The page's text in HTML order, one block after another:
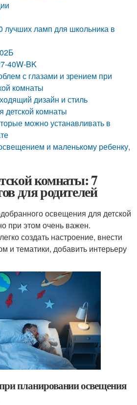
лучших ламп для школьника в
40W-BK
с глазами и зрением при
комнаты
дизайн и стиль
детской комнаты
можно устанавливать в
и маленькому ребенку,
комнаты: 7
для родителей
освещения для детской
при этом очень важен.
создать настроение, внести
и тематики, добавить интерьеру
планировании освещения